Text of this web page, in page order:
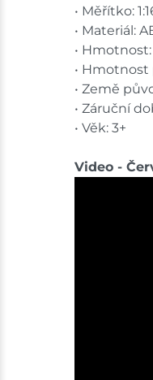
• Měřítko:
• Materiál:
•
• Hmotnost
• Země
• Záruční
• Věk: 3+
Video -